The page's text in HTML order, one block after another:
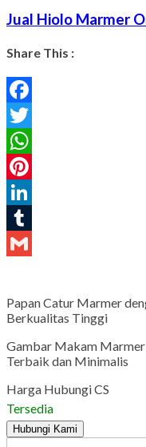
Jual Hiolo Marmer
Share This :
Facebook
Twitter
WhatsApp
Pinterest
LinkedIn
Tumblr
Papan Catur Marmer
Berkualitas Tinggi
Gambar Makam
Terbaik dan Minimalis
Harga Hubungi CS
Tersedia
Hubungi Kami